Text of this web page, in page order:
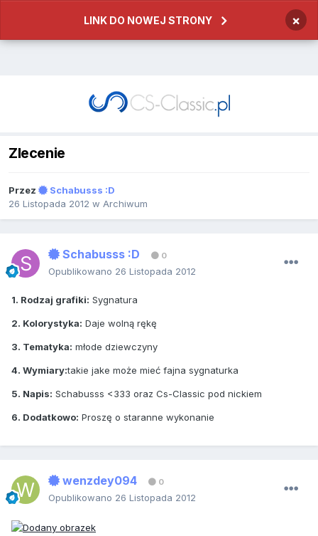
LINK DO NOWEJ STRONY ×
Zlecenie
Przez
Schabusss :D
26 Listopada 2012 w Archiwum
Schabusss :D 0
Opublikowano 26 Listopada 2012
1. Rodzaj grafiki: Sygnatura
2. Kolorystyka: Daje wolną rękę
3. Tematyka: młode dziewczyny
4. Wymiary:takie jake może mieć fajna sygnaturka
5. Napis: Schabusss <333 oraz Cs-Classic pod nickiem
6. Dodatkowo: Proszę o staranne wykonanie
wenzdey094 0
Opublikowano 26 Listopada 2012